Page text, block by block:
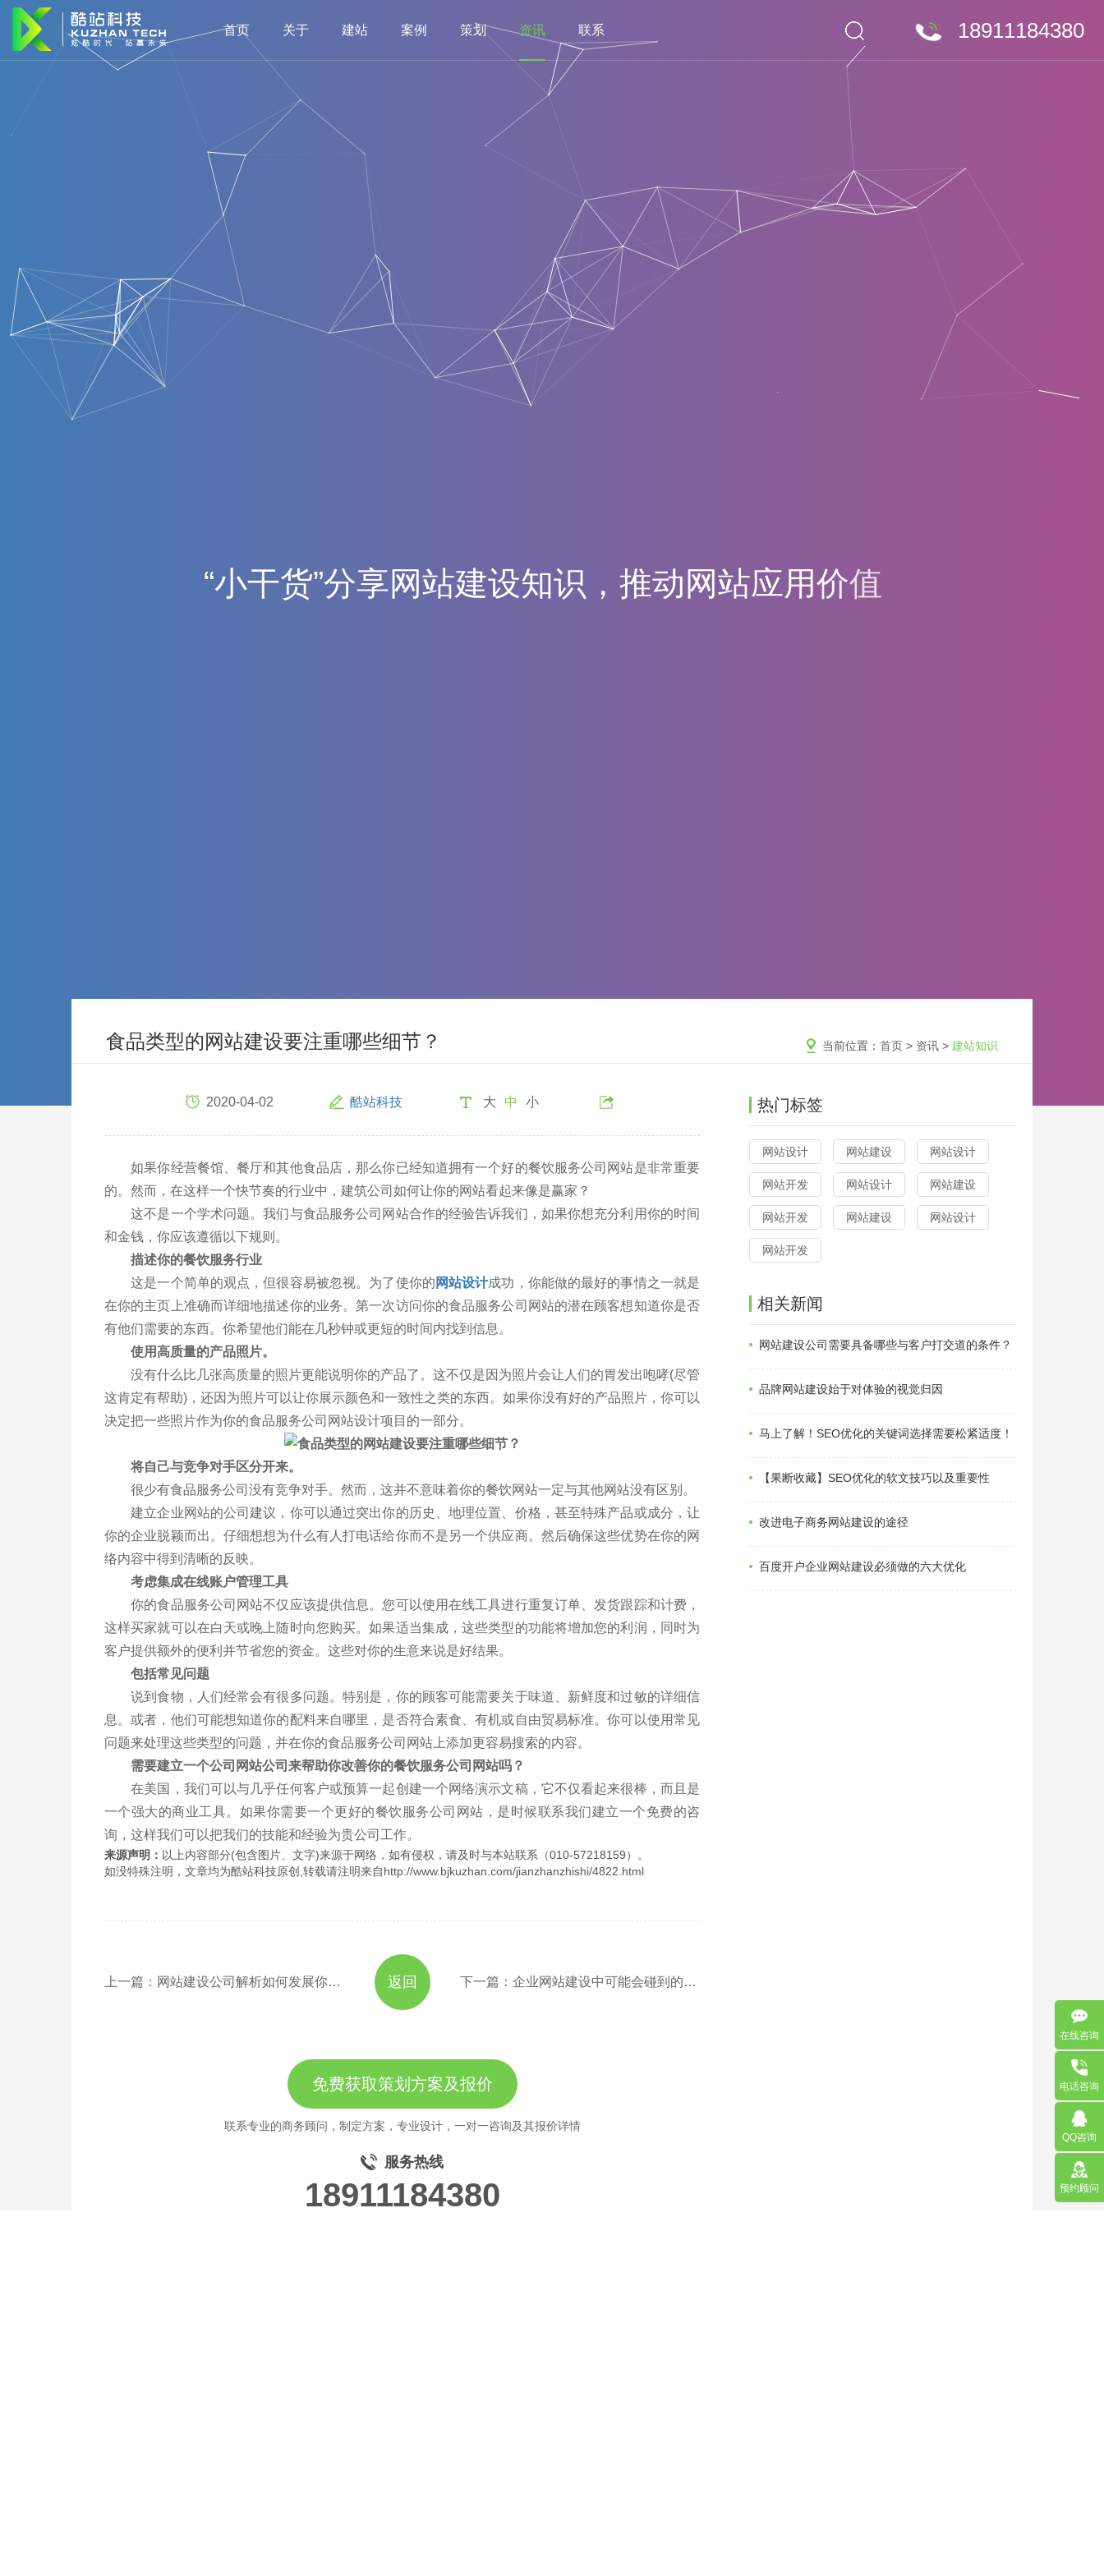
18911184380
首页 关于 建站 案例 策划 资讯 联系
“小干货”分享网站建设知识 ， 推动 网站应用价值
当前位置：首页 > 资讯 >建站知识
食品类型的网站建设要注重哪些细节？
2020-04-02 酷站科技 大 中 小
如果你经营餐馆、餐厅和其他食品店，那么你已经知道拥有一个好的餐饮服务公司网站是非常重要
的。然而，在这样一个快节奏的行业中，建筑公司如何让你的网站看起来像是赢家？
这不是一个学术问题。我们与食品服务公司网站合作的经验告诉我们，如果你想充分利用你的时间
和金钱，你应该遵循以下规则。
描述你的餐饮服务行业
这是一个简单的观点，但很容易被忽视。为了使你的 网站设计成功，你能做的最好的事情之一就是
在你的主页上准确而详细地描述你的业务。第一次访问你的食品服务公司网站的潜在顾客想知道你是否
有他们需要的东西。你希望他们能在几秒钟或更短的时间内找到信息。
使用高质量的产品照片。
没有什么比几张高质量的照片更能说明你的产品了。这不仅是因为照片会让人们的胃发出咆哮(尽管
这肯定有帮助)，还因为照片可以让你展示颜色和一致性之类的东西。如果你没有好的产品照片，你可以
决定把一些照片作为你的食品服务公司网站设计项目的一部分。
将自己与竞争对手区分开来。
很少有食品服务公司没有竞争对手。然而，这并不意味着你的餐饮网站一定与其他网站没有区别。
建立企业网站的公司建议，你可以通过突出你的历史、地理位置、价格，甚至特殊产品或成分，让
你的企业脱颖而出。仔细想想为什么有人打电话给你而不是另一个供应商。然后确保这些优势在你的网
络内容中得到清晰的反映。
考虑集成在线账户管理工具
你的食品服务公司网站不仅应该提供信息。您可以使用在线工具进行重复订单、发货跟踪和计费，
这样买家就可以在白天或晚上随时向您购买。如果适当集成，这些类型的功能将增加您的利润，同时为
客户提供额外的便利并节省您的资金。这些对你的生意来说是好结果。
包括常见问题
说到食物，人们经常会有很多问题。特别是，你的顾客可能需要关于味道、新鲜度和过敏的详细信
息。或者，他们可能想知道你的配料来自哪里，是否符合素食、有机或自由贸易标准。你可以使用常见
问题来处理这些类型的问题，并在你的食品服务公司网站上添加更容易搜索的内容。
需要建立一个公司网站公司来帮助你改善你的餐饮服务公司网站吗？
在美国，我们可以与几乎任何客户或预算一起创建一个网络演示文稿，它不仅看起来很棒，而且是
一个强大的商业工具。如果你需要一个更好的餐饮服务公司网站，是时候联系我们建立一个免费的咨
询，这样我们可以把我们的技能和经验为贵公司工作。
来源声明： 以上内容部分(包含图片、文字)来源于网络，如有侵权，请及时与本站联系（010-57218159）。
如没特殊注明，文章均为酷站科技原创,转载请注明来自http://www.bjkuzhan.com/jianzhanzhishi/4822.html
上一篇：网站建设公司解析如何发展你的网站，提高网站流量 下一篇：企业网站建设中可能会碰到的问题？不能忽略
返回
免费获取策划方案及报价
联系专业的商务顾问，制定方案，专业设计，一对一咨询及其报价详情
服务热线
18911184380
热门标签
网站设计 网站建设 网站设计
网站开发 网站设计 网站建设
网站开发 网站建设 网站设计
网站开发
相关新闻
网站建设公司需要具备哪些与客户打交道的条件？
品牌网站建设始于对体验的视觉归因
马上了解！SEO优化的关键词选择需要松紧适度！
【果断收藏】SEO优化的软文技巧以及重要性
改进电子商务网站建设的途径
百度开户企业网站建设必须做的六大优化
在线咨询
电话咨询
QQ咨询
预约顾问